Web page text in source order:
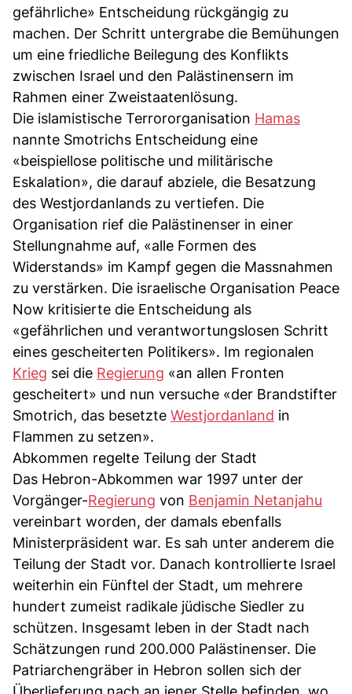
gefährliche» Entscheidung rückgängig zu
machen. Der Schritt untergrabe die Bemühungen
um eine friedliche Beilegung des Konflikts
zwischen Israel und den Palästinensern im
Rahmen einer Zweistaatenlösung.
Die islamistische Terrororganisation Hamas
nannte Smotrichs Entscheidung eine
«beispiellose politische und militärische
Eskalation», die darauf abziele, die Besatzung
des Westjordanlands zu vertiefen. Die
Organisation rief die Palästinenser in einer
Stellungnahme auf, «alle Formen des
Widerstands» im Kampf gegen die Massnahmen
zu verstärken. Die israelische Organisation Peace
Now kritisierte die Entscheidung als
«gefährlichen und verantwortungslosen Schritt
eines gescheiterten Politikers». Im regionalen
Krieg sei die Regierung «an allen Fronten
gescheitert» und nun versuche «der Brandstifter
Smotrich, das besetzte Westjordanland in
Flammen zu setzen».
Abkommen regelte Teilung der Stadt
Das Hebron-Abkommen war 1997 unter der
Vorgänger-Regierung von Benjamin Netanjahu
vereinbart worden, der damals ebenfalls
Ministerpräsident war. Es sah unter anderem die
Teilung der Stadt vor. Danach kontrollierte Israel
weiterhin ein Fünftel der Stadt, um mehrere
hundert zumeist radikale jüdische Siedler zu
schützen. Insgesamt leben in der Stadt nach
Schätzungen rund 200.000 Palästinenser. Die
Patriarchengräber in Hebron sollen sich der